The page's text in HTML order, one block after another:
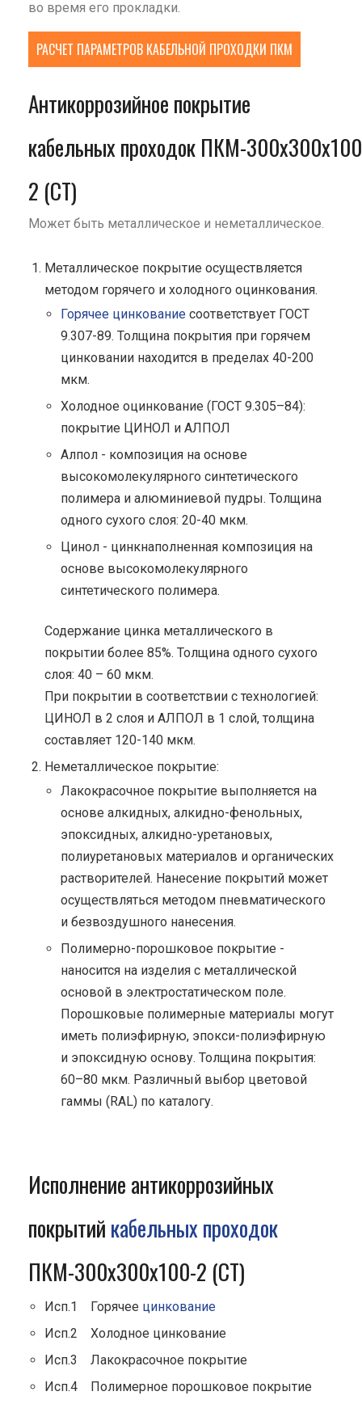
во время его прокладки.
РАСЧЕТ ПАРАМЕТРОВ КАБЕЛЬНОЙ ПРОХОДКИ ПКМ
Антикоррозийное покрытие
кабельных проходок ПКМ-
2 (СТ)
Может быть металлическое и неметаллическое.
Металлическое покрытие осуществляется
методом горячего и холодного оцинкования.
Горячее цинкование соответствует ГОСТ
9.307-89. Толщина покрытия при горячем
цинковании находится в пределах 40-200
мкм.
Холодное оцинкование (ГОСТ 9.305–84):
покрытие ЦИНОЛ и АЛПОЛ
Алпол - композиция на основе
высокомолекулярного синтетического
полимера и алюминиевой пудры. Толщина
одного сухого слоя: 20-40 мкм.
Цинол - цинкнаполненная композиция на
основе высокомолекулярного
синтетического полимера.
Содержание цинка металлического в
покрытии более 85%. Толщина одного сухого
слоя: 40 – 60 мкм.
При покрытии в соответствии с технологией:
ЦИНОЛ в 2 слоя и АЛПОЛ в 1 слой, толщина
составляет 120-140 мкм.
Неметаллическое покрытие:
Лакокрасочное покрытие выполняется на
основе алкидных, алкидно-фенольных,
эпоксидных, алкидно-уретановых,
полиуретановых материалов и органических
растворителей. Нанесение покрытий может
осуществляться методом пневматического
и безвоздушного нанесения.
Полимерно-порошковое покрытие -
наносится на изделия с металлической
основой в электростатическом поле.
Порошковые полимерные материалы могут
иметь полиэфирную, эпокси-полиэфирную
и эпоксидную основу. Толщина покрытия:
60–80 мкм. Различный выбор цветовой
гаммы (RAL) по каталогу.
Исполнение антикоррозийных
покрытий кабельных проходок
ПКМ-300х300х100-2 (СТ)
Исп.1 Горячее цинкование
Исп.2 Холодное цинкование
Исп.3 Лакокрасочное покрытие
Исп.4 Полимерное порошковое покрытие